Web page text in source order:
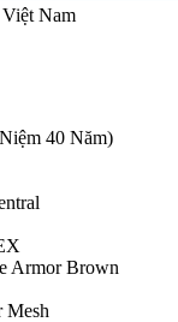
Việt Nam
40 Năm)
Armor Brown
Mesh